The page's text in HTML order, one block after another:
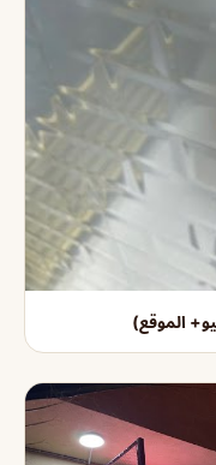
الموقع)